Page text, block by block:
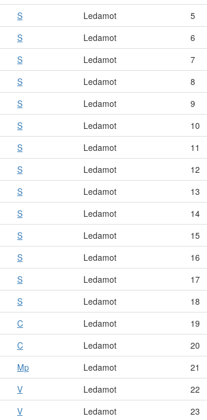
S Ledamot
5
S Ledamot
6
S Ledamot
7
S Ledamot
8
S Ledamot
9
S Ledamot
10
S Ledamot
11
S Ledamot
12
S Ledamot
13
S Ledamot
14
S Ledamot
15
S Ledamot
16
S Ledamot
17
S Ledamot
18
C Ledamot
19
C Ledamot
20
Mp Ledamot
21
V Ledamot
22
V Ledamot
23